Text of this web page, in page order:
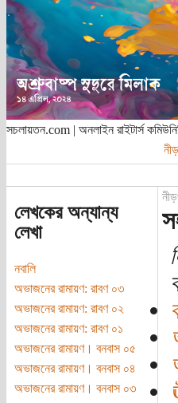
সচলায়তন.com | অনলাইন রাইটার্স
লেখকের অন্যান্য
লেখা
নবালি
অভাজনের রামায়ণ: রাবণ ০৩
অভাজনের রামায়ণ: রাবণ ০২
অভাজনের রামায়ণ: রাবণ ০১
অভাজনের রামায়ণ। বনবাস ০৫
অভাজনের রামায়ণ। বনবাস ০৪
অভাজনের রামায়ণ। বনবাস ০৩